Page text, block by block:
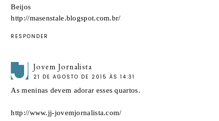
Beijos
http://masenstale.blogspot.com.br/
RESPONDER
Jovem Jornalista
21 DE AGOSTO DE 2015 ÀS 14:31
As meninas devem adorar esses quartos.
http://www.jj-jovemjornalista.com/